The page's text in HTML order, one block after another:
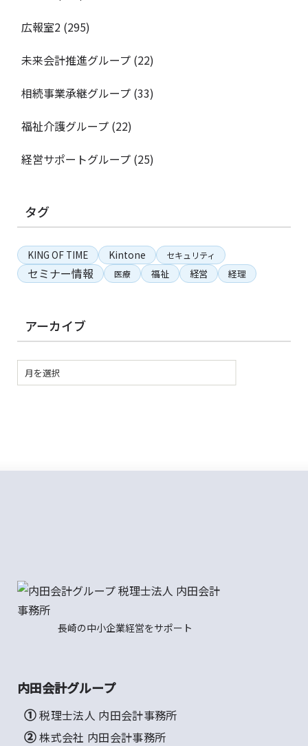
広報室2 (295)
未来会計推進グループ (22)
相続事業承継グループ (33)
福祉介護グループ (22)
経営サポートグループ (25)
タグ
KING OF TIME Kintone セキュリティ
セミナー情報 医療 福祉 経営 経理
アーカイブ
長崎の中小企業経営をサポート
内田会計グループ
① 税理士法人 内田会計事務所
② 株式会社 内田会計事務所